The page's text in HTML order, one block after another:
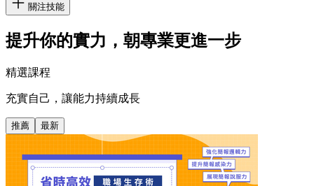
關注技能
提升你的實力，朝專業更進一步
精選課程
充實自己，讓能力持續成長
推薦 最新